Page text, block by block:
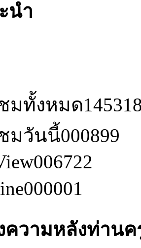
นำ
มทั้งหมด
มวันนี้000899
006722
000001
ความหลังท่าน